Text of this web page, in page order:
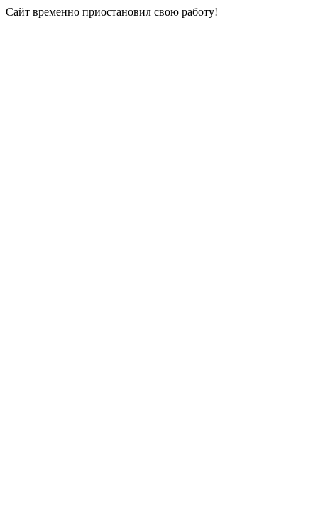
Сайт временно приостановил свою работу!